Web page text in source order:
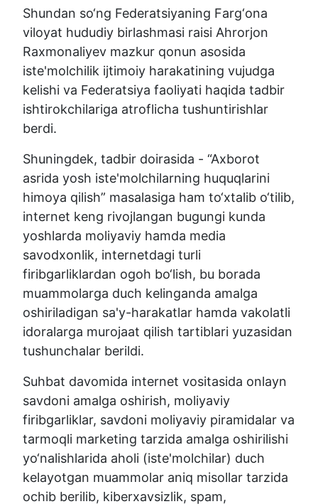
Shundan so‘ng Federatsiyaning Farg‘ona
viloyat hududiy birlashmasi raisi Ahrorjon
Raxmonaliyev mazkur qonun asosida
iste'molchilik ijtimoiy harakatining vujudga
kelishi va Federatsiya faoliyati haqida tadbir
ishtirokchilariga atroflicha tushuntirishlar
berdi.
Shuningdek, tadbir doirasida - “Axborot
asrida yosh iste'molchilarning huquqlarini
himoya qilish” masalasiga ham to‘xtalib o‘tilib,
internet keng rivojlangan bugungi kunda
yoshlarda moliyaviy hamda media
savodxonlik, internetdagi turli
firibgarliklardan ogoh bo‘lish, bu borada
muammolarga duch kelinganda amalga
oshiriladigan sa'y-harakatlar hamda vakolatli
idoralarga murojaat qilish tartiblari yuzasidan
tushunchalar berildi.
Suhbat davomida internet vositasida onlayn
savdoni amalga oshirish, moliyaviy
firibgarliklar, savdoni moliyaviy piramidalar va
tarmoqli marketing tarzida amalga oshirilishi
yo‘nalishlarida aholi (iste'molchilar) duch
kelayotgan muammolar aniq misollar tarzida
ochib berilib, kiberxavsizlik, spam,